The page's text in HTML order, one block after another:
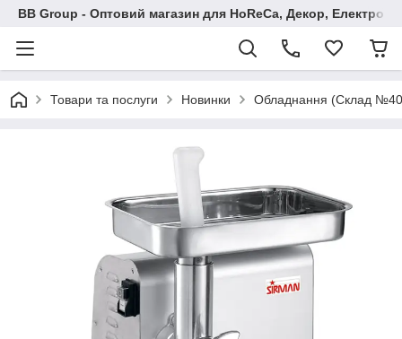
BB Group - Оптовий магазин для HoReCa, Декор,
Товари та послуги Новинки Обладнання (Склад